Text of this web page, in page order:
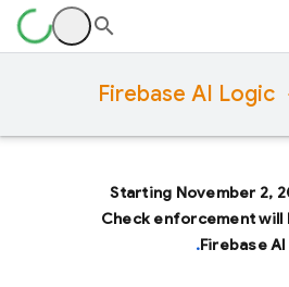
Firebase AI Logic
Starting November 2,
Check enforcement will
Firebase